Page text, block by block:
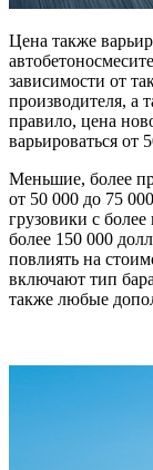
Цена также
зависимости от
производителя,
правило, цена
варьироваться от
Меньшие, более
от 50 000 до 75
грузовики с
более 150 000
повлиять на
включают тип
также любые